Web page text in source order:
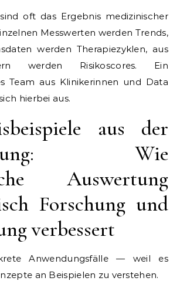
oft das Ergebnis medizinischer
Messwerten werden Trends,
werden Therapiezyklen, aus
werden Risikoscores. Ein
Team aus Klinikerinnen und Data
hierbei aus.
aus der
Wie
Auswertung
Forschung und
verbessert
Anwendungsfälle — weil es
an Beispielen zu verstehen.